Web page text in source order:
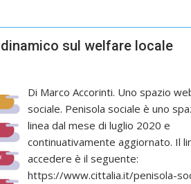
sul welfare locale
Di Marco Accorinti. Uno spazio
sociale. Penisola sociale è uno
linea dal mese di luglio 2020 e
continuativamente aggiornato. Il
accedere è il seguente:
https://www.cittalia.it/penisola-